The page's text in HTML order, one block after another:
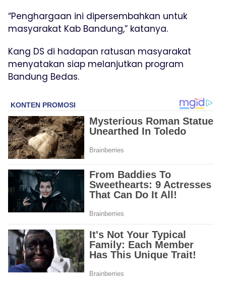
“Penghargaan ini dipersembahkan untuk
masyarakat Kab Bandung,” katanya.
Kang DS di hadapan ratusan masyarakat
menyatakan siap melanjutkan program
Bandung Bedas.